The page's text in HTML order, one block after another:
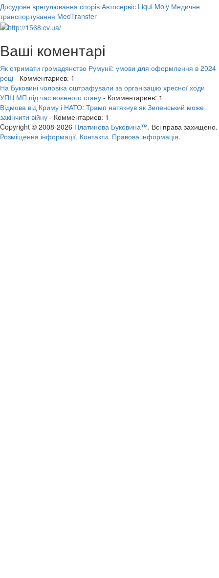
Досудове врегулювання спорів Автосервіс Liqui Moly Медичне
транспортування MedTransfer
Ваші коментарі
Як отримати громадянство Румунії: умови для оформлення в 2024
році - Комментариев: 1
На Буковині чоловіка оштрафували за організацію хресної ходи
УПЦ МП під час воєнного стану - Комментариев: 1
Відмова від Криму і НАТО: Трамп натякнув як Зеленський може
закінчити війну - Комментариев: 1
Copyright © 2008-2026 Платинова Буковина™. Всі права захищено.
Розміщення інформації. Контакти. Правова інформація.